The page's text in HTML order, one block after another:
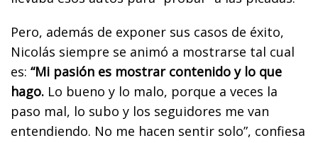
Pero, además de exponer sus casos de éxito,
Nicolás siempre se animó a mostrarse tal cual
es: “Mi pasión es mostrar contenido y lo que
hago. Lo bueno y lo malo, porque a veces la
paso mal, lo subo y los seguidores me van
entendiendo. No me hacen sentir solo”, confiesa